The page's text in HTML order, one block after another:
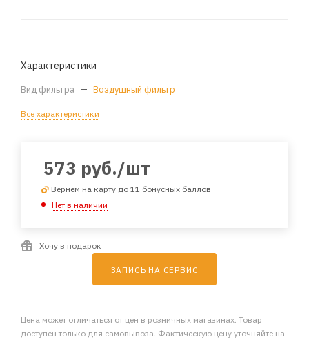
Характеристики
Вид фильтра — Воздушный фильтр
Все характеристики
573 руб./шт
Вернем на карту до 11 бонусных баллов
Нет в наличии
Хочу в подарок
ЗАПИСЬ НА СЕРВИС
Цена может отличаться от цен в розничных магазинах. Товар
доступен только для самовывоза. Фактическую цену уточняйте на